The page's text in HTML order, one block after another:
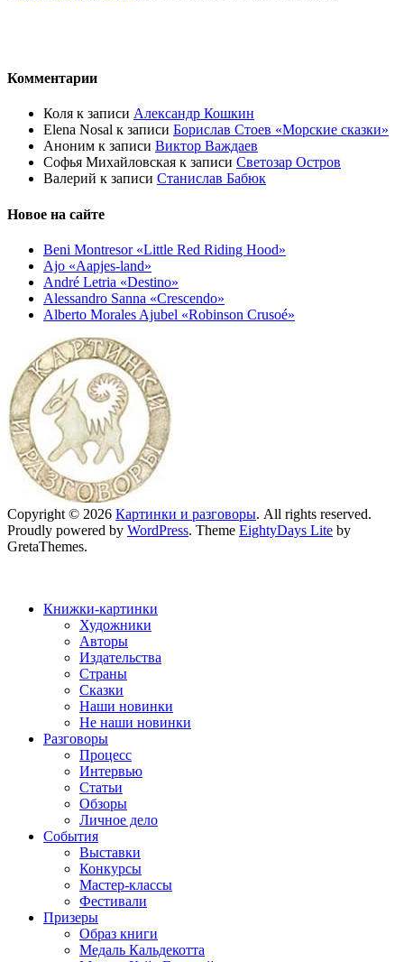
Комментарии
Коля к записи Александр Кошкин
Elena Nosal к записи Борислав Стоев «Морские сказки»
Аноним к записи Виктор Важдаев
Софья Михайловская к записи Светозар Остров
Валерий к записи Станислав Бабюк
Новое на сайте
Beni Montresor «Little Red Riding Hood»
Ajo «Aapjes-land»
André Letria «Destino»
Alessandro Sanna «Crescendo»
Alberto Morales Ajubel «Robinson Crusoé»
Copyright © 2026 Картинки и разговоры. All rights reserved.
Proudly powered by WordPress. Theme EightyDays Lite by
GretaThemes.
Книжки-картинки
Художники
Авторы
Издательства
Страны
Сказки
Наши новинки
Не наши новинки
Разговоры
Процесс
Интервью
Статьи
Обзоры
Личное дело
События
Выставки
Конкурсы
Мастер-классы
Фестивали
Призеры
Образ книги
Медаль Кальдекотта